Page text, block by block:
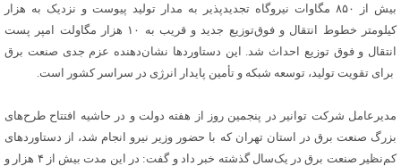
بیش از ۸۵۰ مگاوات نیروگاه تجدیدپذیر به مدار تولید پیوست و نزدیک به هزار
کیلومتر خطوط انتقال و فوق‌توزیع جدید و قریب به ۱۰ هزار مگاولت امپر پست
انتقال و فوق توزیع احداث شد. این دستاوردها نشان‌دهنده عزم جدی صنعت برق
برای تقویت تولید، توسعه شبکه و تأمین پایدار انرژی در سراسر کشور است.
مدیرعامل شرکت توانیر در پنجمین روز از هفته دولت و در حاشیه افتتاح طرح‌های
بزرگ صنعت برق در استان تهران که با حضور وزیر نیرو انجام شد، از دستاوردهای
کم‌نظیر صنعت برق در یک‌سال گذشته خبر داد و گفت: در این مدت بیش از ۴ هزار و